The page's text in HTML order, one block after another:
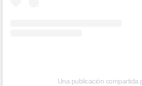
Una publicación compartida